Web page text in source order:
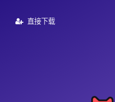
直接下载